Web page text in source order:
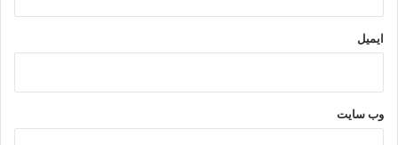
کوهنوردی کاشی خزر،اتفاقا ان روز تا خود قله هوا مساعد عالی بود ولی باد
ایمیل
وب‌ سایت